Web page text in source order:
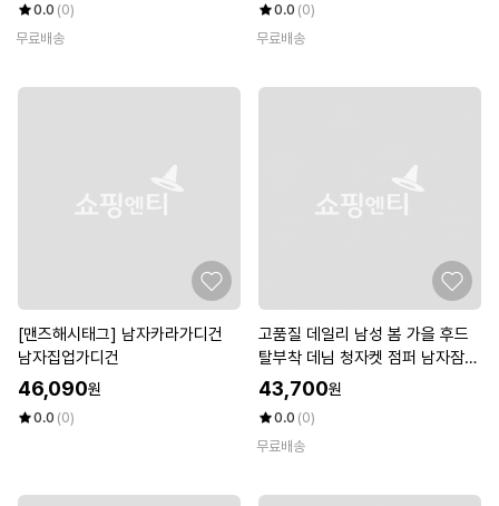
0.0 (0)
무료배송
0.0 (0)
무료배송
[맨즈해시태그] 남자카라가디건
남자집업가디건
46,090원
0.0 (0)
고품질 데일리 남성 봄 가을 후드
탈부착 데님 청자켓 점퍼 남자잠바
(W8A234F)
43,700원
0.0 (0)
무료배송